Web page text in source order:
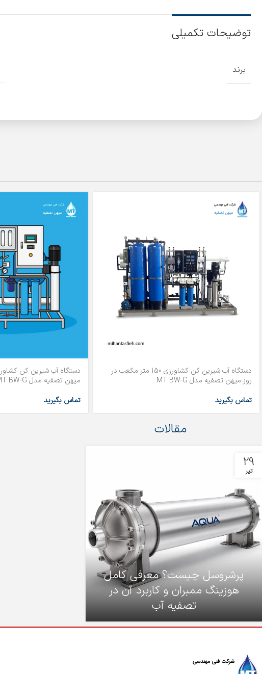
توضیحات تکمیلی
برند
دستگاه آب شیرین کن کشاورزی 150 متر مکعب در
روز میهن تصفیه مدل MT BW-G
تماس بگیرید
میهن تصفیه مدل MT BW-G
تماس بگیرید
مقالات
29
تیر
پرشروسل چیست؟ معرفی کامل
هوزینگ ممبران و کاربرد آن در
تصفیه آب